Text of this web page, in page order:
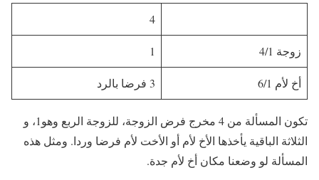
4
زوجة 4/1 1
أخ لأم 6/1 3 فرضا بالرد
تكون المسألة من 4 مخرج فرض الزوجة، للزوجة الربع وهو1، و
الثلاثة الباقية يأخذها الأخ لأم أو الأخت لأم فرضا وردا. ومثل هذه
المسألة لو وضعنا مكان أخ لأم جدة.